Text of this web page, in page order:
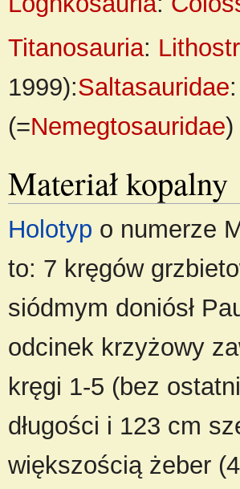
Titanosauria:
1999):Saltasauridae
(=Nemegtosauridae
Materiał kopalny
Holotyp o numerze
to: 7 kręgów
siódmym doniósł
odcinek krzyżowy
kręgi 1-5 (bez
długości i 123 cm
większością żeber